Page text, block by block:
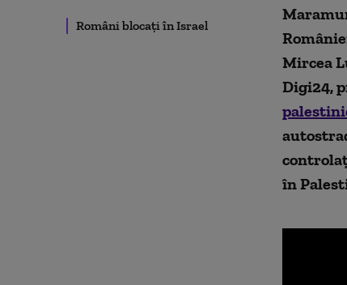
Români blocați în Israel
Mircea
Digi24,
în